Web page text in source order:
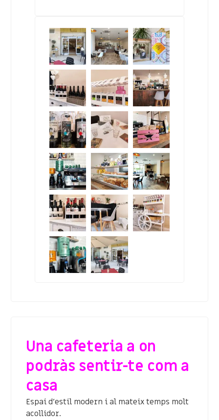
Una cafeteria a on
podràs sentir-te com a
casa
Espai d’estil modern i al mateix temps molt
acollidor.